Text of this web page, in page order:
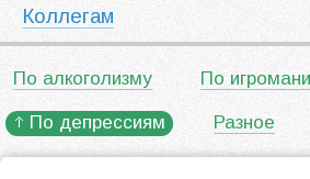
Коллегам
По алкоголизму По
По депрессиям Разное